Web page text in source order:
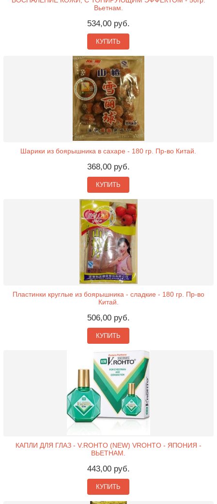
Вьетнам.
534,00 руб.
КУПИТЬ
Шарики из боярышника в сахаре - 180 гр. Пр-во Китай.
368,00 руб.
КУПИТЬ
Пластинки круглые из боярышника - сладкие - 180 гр. Пр-во
Китай.
506,00 руб.
КУПИТЬ
КАПЛИ ДЛЯ ГЛАЗ - V.ROHTO (NEW) VROHTO - ЯПОНИЯ -
ВЬЕТНАМ.
443,00 руб.
КУПИТЬ